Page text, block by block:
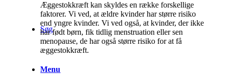
Søg
Menu
Æggestokkræft kan skyldes en række forskellige
faktorer. Vi ved, at ældre kvinder har større risiko
end yngre kvinder. Vi ved også, at kvinder, der ikke
har født børn, fik tidlig menstruation eller sen
menopause, de har også større risiko for at få
æggestokkræft.